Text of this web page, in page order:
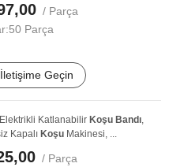
/ Parça
50 Parça
Geçin
Elektrikli Katlanabilir Koşu Bandı,
Kapalı Koşu Makinesi, ...
/ Parça